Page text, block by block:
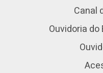
Canal
Ouvidoria